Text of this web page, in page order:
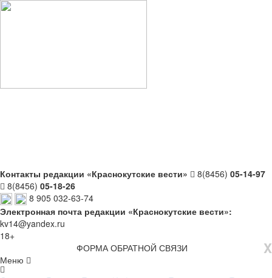
Контакты редакции «Краснокутские вести» 8(8456) 05-14-97
8(8456) 05-18-26
8 905 032-63-74
Электронная почта редакции «Краснокутские вести»:
kv14@yandex.ru
18+
X
ФОРМА ОБРАТНОЙ СВЯЗИ
Меню